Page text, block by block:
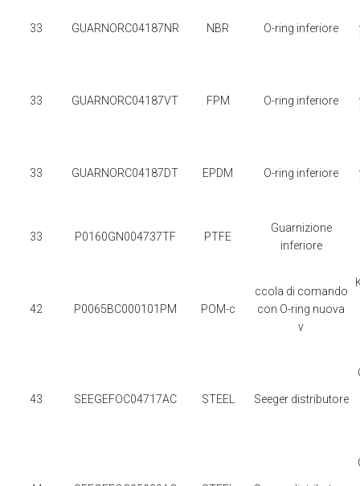
33 GUARNORC04187NR NBR O-ring inferiore
33 GUARNORC04187VT FPM O-ring inferiore
33 GUARNORC04187DT EPDM O-ring inferiore
33 P0160GN004737TF PTFE
Guarnizione
inferiore
42 P0065BC000101PM POM-c
ccola di comando
con O-ring nuova
v
43 SEEGEFOC04717AC STEEL Seeger distributore